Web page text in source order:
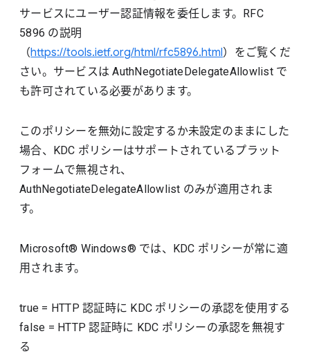
サービスにユーザー認証情報を委任します。RFC
5896 の説明
（https://tools.ietf.org/html/rfc5896.html）をご覧くだ
さい。サービスは AuthNegotiateDelegateAllowlist で
も許可されている必要があります。
このポリシーを無効に設定するか未設定のままにした
場合、KDC ポリシーはサポートされているプラット
フォームで無視され、
AuthNegotiateDelegateAllowlist のみが適用されま
す。
Microsoft® Windows® では、KDC ポリシーが常に適
用されます。
true = HTTP 認証時に KDC ポリシーの承認を使用する
false = HTTP 認証時に KDC ポリシーの承認を無視す
る